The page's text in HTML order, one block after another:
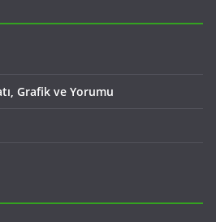
Grafik ve Yorumu